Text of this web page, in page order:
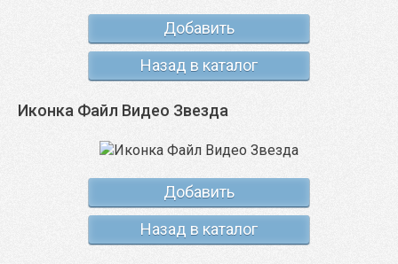
Добавить
Назад в каталог
Иконка Файл Видео Звезда
Добавить
Назад в каталог